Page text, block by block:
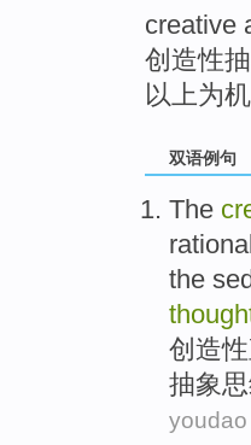
creative
创造性
以上为
双语例句
The
the
创造性
抽象
youdao